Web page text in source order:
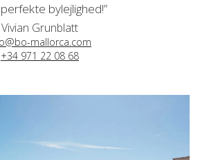
bylejlighed!”
Vivian Grunblatt
mallorca.com
+34 971 22 08 68